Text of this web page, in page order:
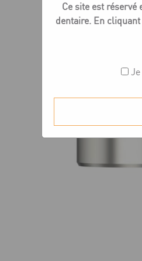
Ce site est
dentaire. En
Je